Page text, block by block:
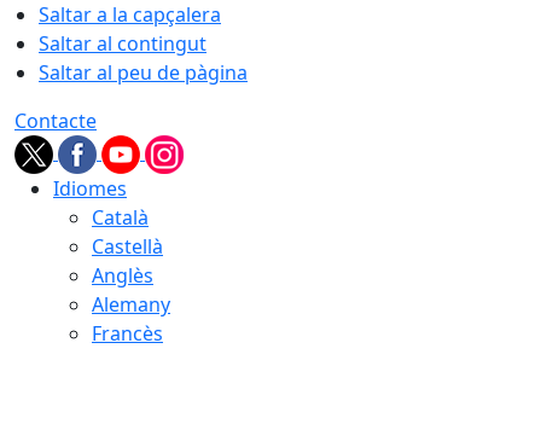
Saltar a la capçalera
Saltar al contingut
Saltar al peu de pàgina
Contacte
Idiomes
Català
Castellà
Anglès
Alemany
Francès